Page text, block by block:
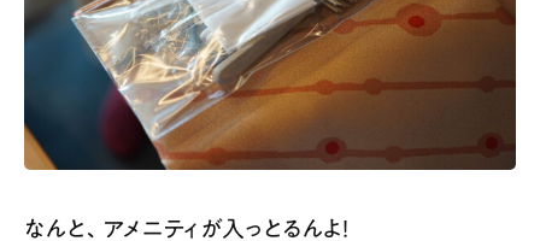
なんと、アメニティが入っとるんよ！